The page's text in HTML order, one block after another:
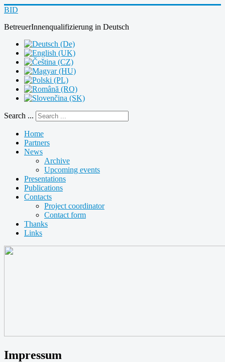
BID
BetreuerInnenqualifizierung in Deutsch
Search ...
Home
Partners
News
Archive
Upcoming events
Presentations
Publications
Contacts
Project coordinator
Contact form
Thanks
Links
Impressum